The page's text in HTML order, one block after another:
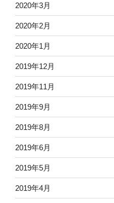
2020年3月
2020年2月
2020年1月
2019年12月
2019年11月
2019年9月
2019年8月
2019年6月
2019年5月
2019年4月